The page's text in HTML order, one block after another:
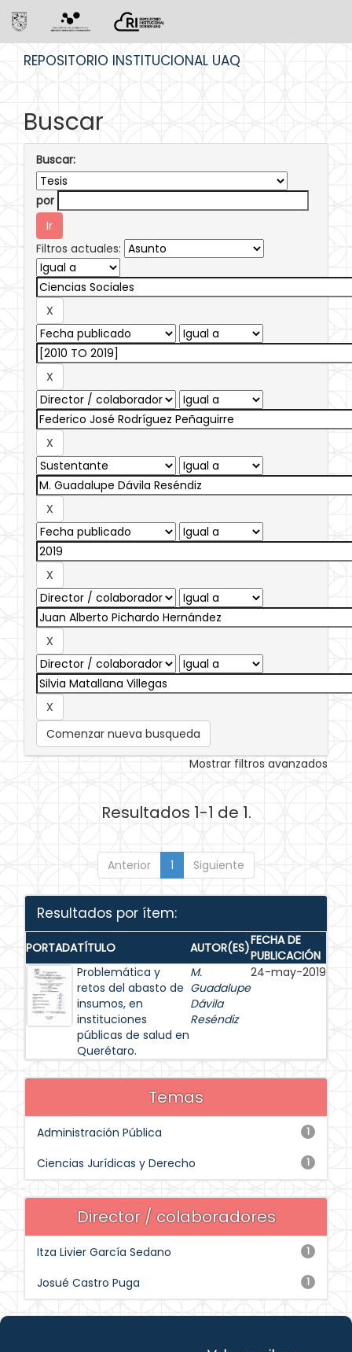
REPOSITORIO INSTITUCIONAL UAQ
Buscar
Buscar:
por
Filtros actuales:
Comenzar nueva busqueda
Mostrar filtros avanzados
Resultados 1-1 de 1.
Anterior 1 Siguiente
Resultados por ítem:
PORTADATÍTULO AUTOR(ES)FECHA DE
PUBLICACIÓN
Problemática y
retos del abasto de
insumos, en
instituciones
públicas de salud en
Querétaro.
M.
Guadalupe
Dávila
Reséndiz
24-may-2019
Temas
1
Administración Pública
1
Ciencias Jurídicas y Derecho
Director / colaboradores
1
Itza Livier García Sedano
1
Josué Castro Puga